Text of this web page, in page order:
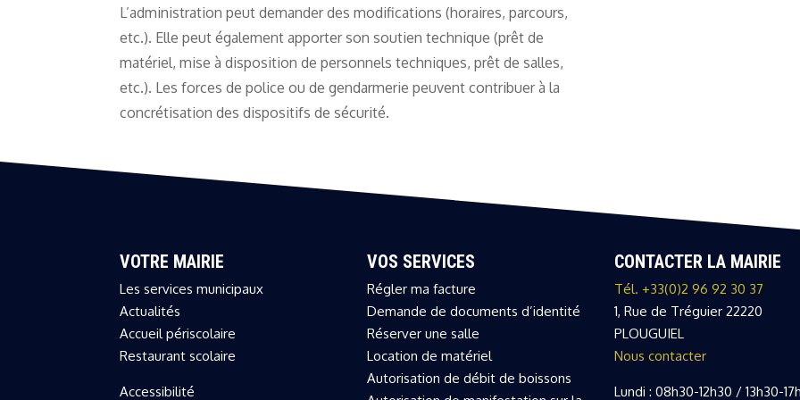
L’administration peut demander des modifications (horaires, parcours,
etc.). Elle peut également apporter son soutien technique (prêt de
matériel, mise à disposition de personnels techniques, prêt de salles,
etc.). Les forces de police ou de gendarmerie peuvent contribuer à la
concrétisation des dispositifs de sécurité.
VOTRE MAIRIE
Les services municipaux
Actualités
Accueil périscolaire
Restaurant scolaire
Accessibilité
VOS SERVICES
Régler ma facture
Demande de documents d’identité
Réserver une salle
Location de matériel
Autorisation de débit de boissons
CONTACTER LA MAIRIE
Tél. +33(0)2 96 92 30 37
1, Rue de Tréguier 22220
PLOUGUIEL
Nous contacter
Lundi : 08h30-12h30 / 13h30-